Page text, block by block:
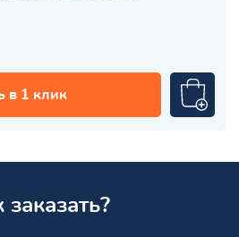
в 1 клик
заказать?